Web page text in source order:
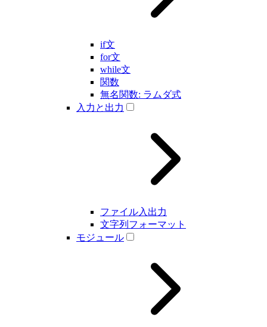
if文
for文
while文
関数
無名関数: ラムダ式
入力と出力
ファイル入出力
文字列フォーマット
モジュール